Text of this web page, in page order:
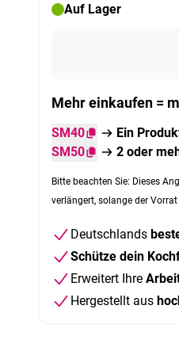
Auf Lager
Mehr einkaufen =
SM40
Ein
SM50
2 oder
Bitte beachten Sie: Dieses
verlängert, solange der Vorrat
Deutschlands
Schütze dein
Erweitert Ihre
Hergestellt aus